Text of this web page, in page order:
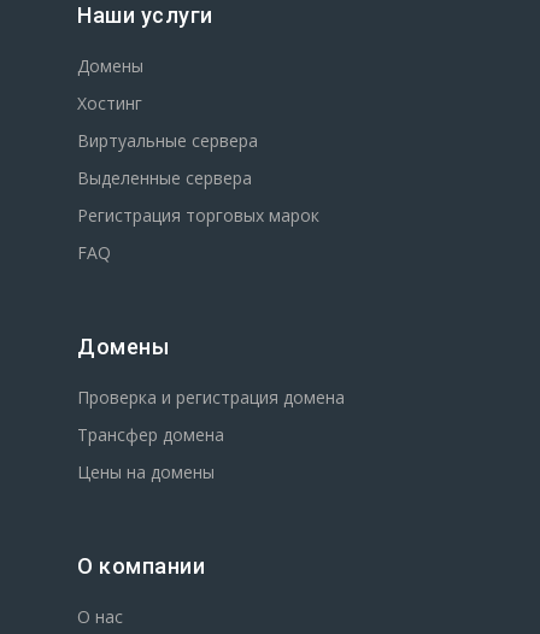
Наши услуги
Домены
Хостинг
Виртуальные сервера
Выделенные сервера
Регистрация торговых марок
FAQ
Домены
Проверка и регистрация домена
Трансфер домена
Цены на домены
О компании
О нас